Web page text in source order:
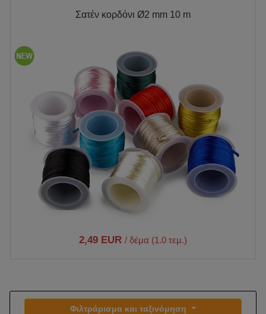
Σατέν κορδόνι Ø2 mm 10 m
2,49 EUR / δέμα (1.0 τεμ.)
Φιλτράρισμα και ταξινόμηση